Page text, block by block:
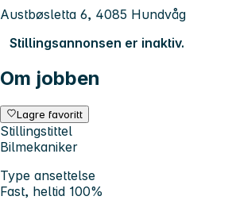
Austbøsletta 6, 4085 Hundvåg
Stillingsannonsen er inaktiv.
Om jobben
Lagre favoritt
Stillingstittel
Bilmekaniker
Type ansettelse
Fast, heltid 100%